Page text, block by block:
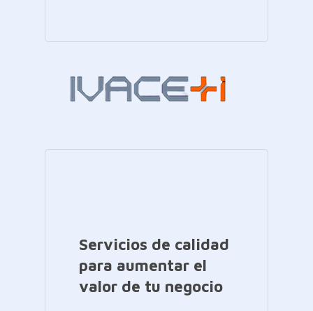
Servicios de calidad
para aumentar el
valor de tu negocio